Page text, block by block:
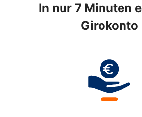
In nur 7 Minuten
Girokonto